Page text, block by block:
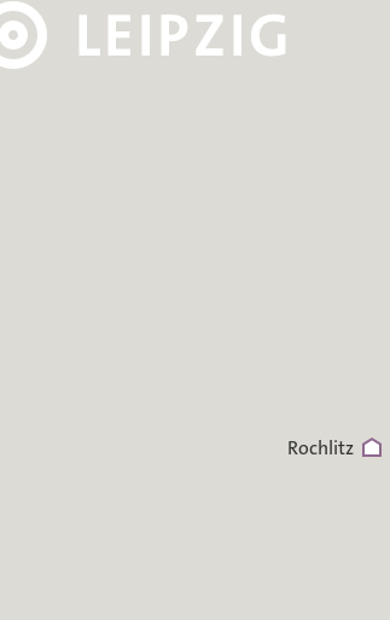
Rochlitz